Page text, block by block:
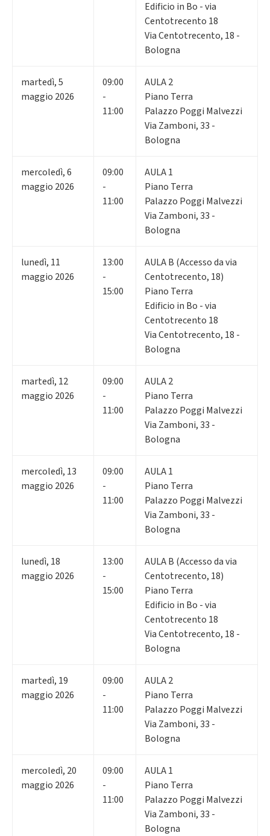
Edificio in Bo - via
Centotrecento 18
Via Centotrecento, 18 -
Bologna
martedì,5
maggio 2026
09:00
-
11:00
AULA 2
Piano Terra
Palazzo Poggi Malvezzi
Via Zamboni, 33 -
Bologna
mercoledì,6
maggio 2026
09:00
-
11:00
AULA 1
Piano Terra
Palazzo Poggi Malvezzi
Via Zamboni, 33 -
Bologna
lunedì, 11
maggio 2026
13:00
-
15:00
AULA B (Accesso da via
Centotrecento, 18)
Piano Terra
Edificio in Bo - via
Centotrecento 18
Via Centotrecento, 18 -
Bologna
martedì, 12
maggio 2026
09:00
-
11:00
AULA 2
Piano Terra
Palazzo Poggi Malvezzi
Via Zamboni, 33 -
Bologna
mercoledì, 13
maggio 2026
09:00
-
11:00
AULA 1
Piano Terra
Palazzo Poggi Malvezzi
Via Zamboni, 33 -
Bologna
lunedì, 18
maggio 2026
13:00
-
15:00
AULA B (Accesso da via
Centotrecento, 18)
Piano Terra
Edificio in Bo - via
Centotrecento 18
Via Centotrecento, 18 -
Bologna
martedì, 19
maggio 2026
09:00
-
11:00
AULA 2
Piano Terra
Palazzo Poggi Malvezzi
Via Zamboni, 33 -
Bologna
mercoledì, 20
maggio 2026
09:00
-
11:00
AULA 1
Piano Terra
Palazzo Poggi Malvezzi
Via Zamboni, 33 -
Bologna